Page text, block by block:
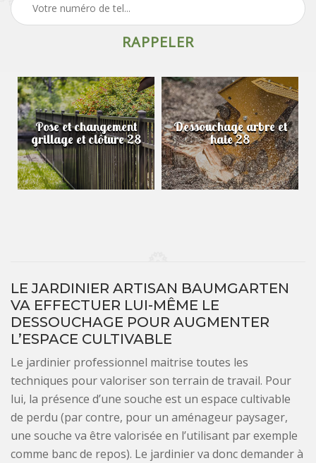
Pose et changement
grillage et clôture 28
Dessouchage arbre et
haie 28
LE JARDINIER ARTISAN BAUMGARTEN
VA EFFECTUER LUI-MÊME LE
DESSOUCHAGE POUR AUGMENTER
L’ESPACE CULTIVABLE
Le jardinier professionnel maitrise toutes les
techniques pour valoriser son terrain de travail. Pour
lui, la présence d’une souche est un espace cultivable
de perdu (par contre, pour un aménageur paysager,
une souche va être valorisée en l’utilisant par exemple
comme banc de repos). Le jardinier va donc demander à